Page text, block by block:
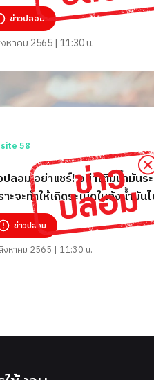
ข่าวปลอม
หาคม 2565 | 11:30 น.
ปลอม อย่าแชร์! อย่าเติมน้ำมันร
าะจะทำให้เกิดระเบิดในถังน้ำมัน
ข่าวปลอม
งหาคม 2565 | 11:30 น.